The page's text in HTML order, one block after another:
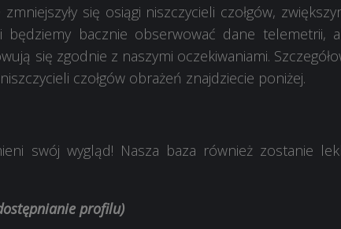
się osiągi niszczycieli czołgów,
bacznie obserwować dane telemetrii,
się zgodnie z naszymi oczekiwaniami.
czołgów obrażeń znajdziecie poniżej.
swój wygląd! Nasza baza również zostanie
profilu)